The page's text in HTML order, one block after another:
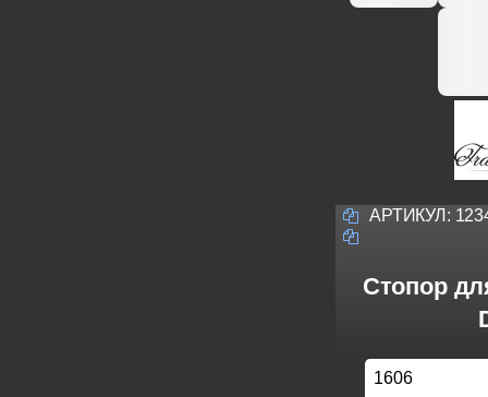
АРТИКУЛ:
Стопор
1606